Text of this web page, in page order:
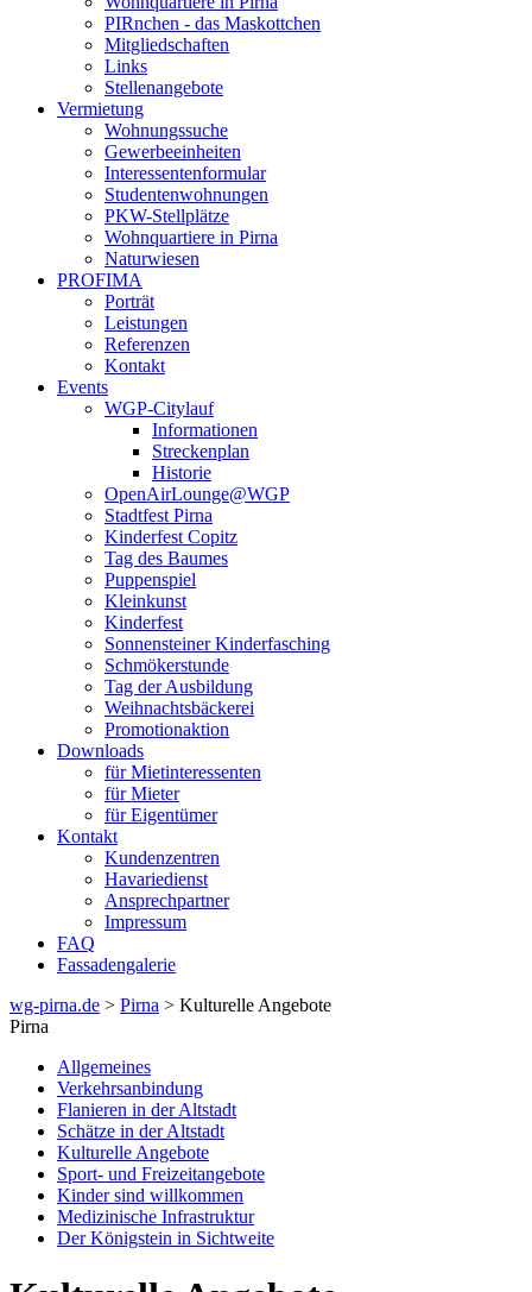
PIRnchen - das Maskottchen
Mitgliedschaften
Links
Stellenangebote
Vermietung
Wohnungssuche
Gewerbeeinheiten
Interessentenformular
Studentenwohnungen
PKW-Stellplätze
Wohnquartiere in Pirna
Naturwiesen
PROFIMA
Porträt
Leistungen
Referenzen
Kontakt
Events
WGP-Citylauf
Informationen
Streckenplan
Historie
OpenAirLounge@WGP
Stadtfest Pirna
Kinderfest Copitz
Tag des Baumes
Puppenspiel
Kleinkunst
Kinderfest
Sonnensteiner Kinderfasching
Schmökerstunde
Tag der Ausbildung
Weihnachtsbäckerei
Promotionaktion
Downloads
für Mietinteressenten
für Mieter
für Eigentümer
Kontakt
Kundenzentren
Havariedienst
Ansprechpartner
Impressum
FAQ
Fassadengalerie
wg-pirna.de > Pirna > Kulturelle Angebote
Pirna
Allgemeines
Verkehrsanbindung
Flanieren in der Altstadt
Schätze in der Altstadt
Kulturelle Angebote
Sport- und Freizeitangebote
Kinder sind willkommen
Medizinische Infrastruktur
Der Königstein in Sichtweite